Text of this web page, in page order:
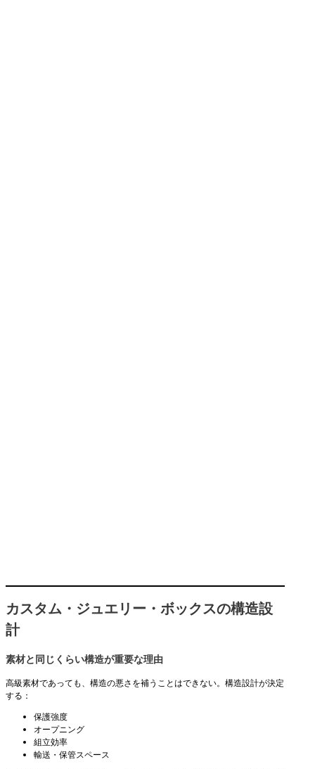
カスタム・ジュエリー・ボックスの構造設
計
素材と同じくらい構造が重要な理由
高級素材であっても、構造の悪さを補うことはできない。構造設計が決定
する：
保護強度
オープニング
組立効率
輸送・保管スペース